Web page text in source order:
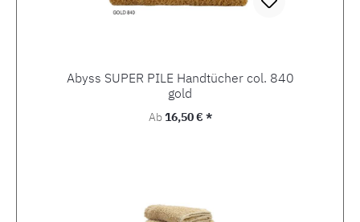
Abyss SUPER PILE Handtücher col. 840
gold
Regulärer Preis:
Ab16,50 € *